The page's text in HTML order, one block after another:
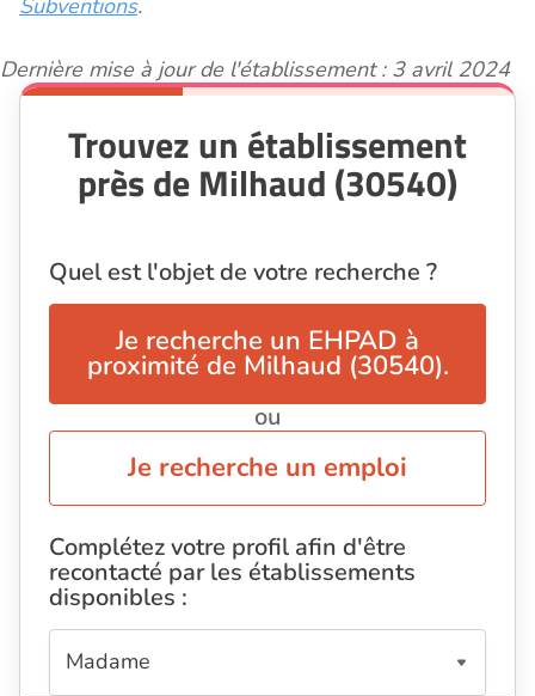
Subventions.
Dernière mise à jour de l'établissement : 3 avril 2024
Trouvez un établissement
près de Milhaud (30540)
Quel est l'objet de votre recherche ?
Je recherche un EHPAD à
proximité de Milhaud (30540).
ou
Je recherche un emploi
Complétez votre profil afin d'être
recontacté par les établissements
disponibles :